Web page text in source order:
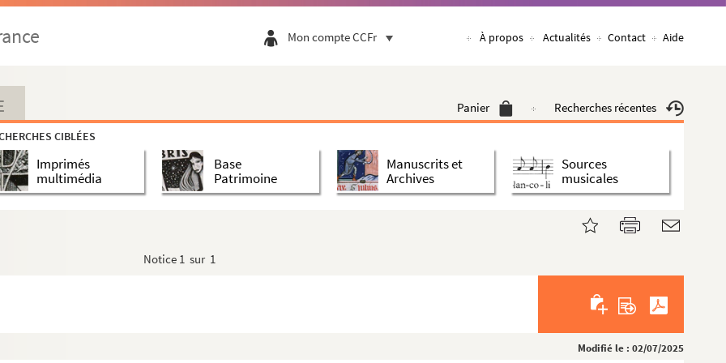
Mon compte CCFr À propos Actualités Contact Aide
Panier Recherches récentes
CIBLÉES
Imprimés
multimédia
Base
Patrimoine
Manuscrits et
Archives
Sources
musicales
Notice 1 sur 1
Modifié le : 02/07/2025